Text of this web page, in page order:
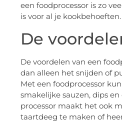
een foodprocessor is zo
is voor al je kookbehoeften.
De
De voordelen van een
dan alleen het snijden of
Met een foodprocessor
smakelijke sauzen, dips
processor maakt het ook
taartdeeg te maken of